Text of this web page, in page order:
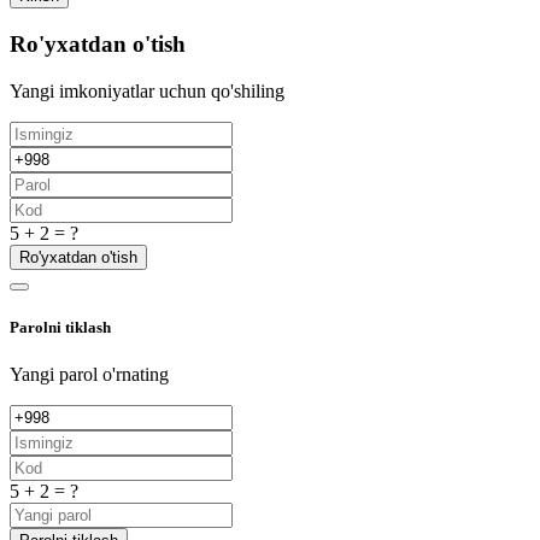
Ro'yxatdan o'tish
Yangi imkoniyatlar uchun qo'shiling
5 + 2 = ?
Ro'yxatdan o'tish
Parolni tiklash
Yangi parol o'rnating
5 + 2 = ?